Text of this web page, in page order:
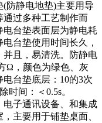
防静电地垫)主要用导
通过多种工艺制作而
台垫表面层为静电耗
台垫使用时间长久，
且，易清洗。防静电
Ω，颜色为绿色、灰
台垫底层：10的3次
时间：＜0.5s。
子通讯设备、和集成
主要用于铺垫桌面、